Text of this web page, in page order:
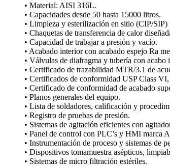
• Material: AISI 316L.
• Capacidades desde 50 hasta 15000 litros.
• Limpieza y esterilización en sitio (CIP/SIP)
• Chaquetas de transferencia de calor
• Capacidad de trabajar a presión y vacío.
• Acabado interior con acabado espejo Ra
• Válvulas de diafragma y tubería con
• Certificado de trazabilidad MTR/3.1 de
• Certificados de conformidad USP Class
• Certificado de conformidad de acabado
• Planos generales del equipo.
• Lista de soldadores, calificación y
• Registro de pruebas de presión.
• Sistemas de agitación eficientes con
• Panel de control con PLC’s y HMI marca
• Instrumentación de proceso y sistemas de
• Dispositivos tomamuestra asépticos,
• Sistemas de micro filtración estériles.